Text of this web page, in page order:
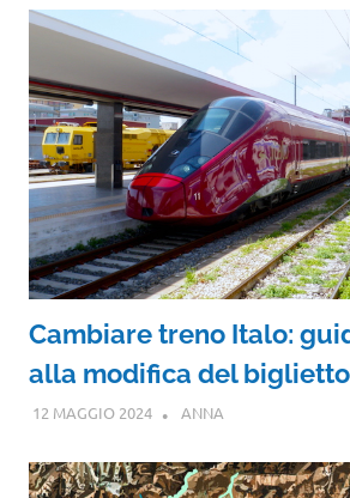
Cambiare treno Italo:
alla modifica del biglietto
12 MAGGIO 2024 ANNA